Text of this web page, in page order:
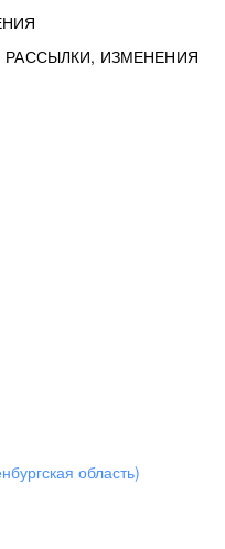
ИЗМЕНЕНИЯ
область)